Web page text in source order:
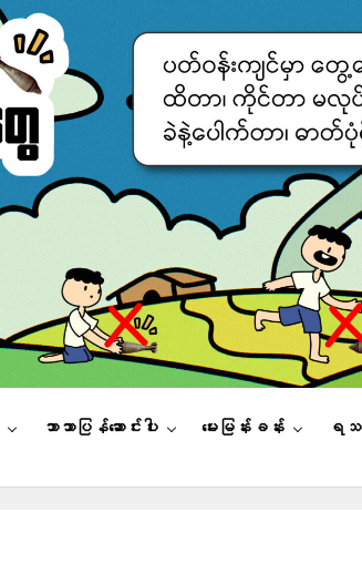
ဘာသာပြန်ဆောင်းပါး မေးမြန်းခန်း ရသ